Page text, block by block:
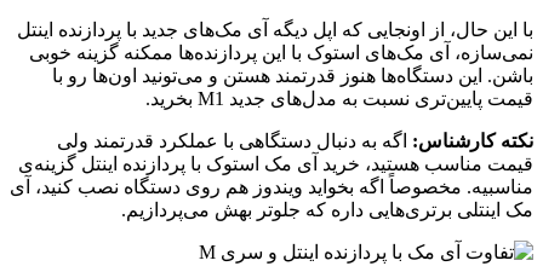
با این حال، از اونجایی که اپل دیگه آی مک‌های جدید با پردازنده اینتل
نمی‌سازه، آی مک‌های استوک با این پردازنده‌ها ممکنه گزینه خوبی
باشن. این دستگاه‌ها هنوز قدرتمند هستن و می‌تونید اون‌ها رو با
قیمت پایین‌تری نسبت به مدل‌های جدید M1 بخرید.
نکته کارشناس: اگه به دنبال دستگاهی با عملکرد قدرتمند ولی
قیمت مناسب هستید، خرید آی مک استوک با پردازنده اینتل گزینه‌ی
مناسبیه. مخصوصاً اگه بخواید ویندوز هم روی دستگاه نصب کنید، آی
مک اینتلی برتری‌هایی داره که جلوتر بهش می‌پردازیم.